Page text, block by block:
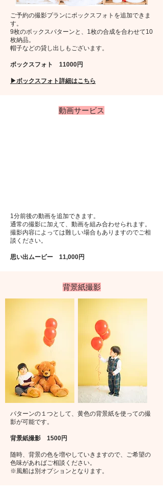
ご予約の撮影プランにボックスフォトを追加できま
す。
9枚のボックスパターンと、1枚の合成を合わせて10
枚納品。
帽子などの貸し出しもございます。
​ボックスフォト 11000円
​▶︎ボックスフォト詳細はこちら
動画サービス
​1分前後の動画を追加できます。
通常の撮影に加えて、動画を組み合わせられます。
​撮影内容によっては難しい場合もありますのでご相
談ください。
思い出ムービー 11,000円
​背景紙撮影​
​パターンの１つとして、黄色の背景紙を使っての撮
影が可能です。
​背景紙撮影 1500円
​随時、背景の色を増やしていきますので、ご希望の
色味があればご相談ください。
​※風船は別オプションとなります。